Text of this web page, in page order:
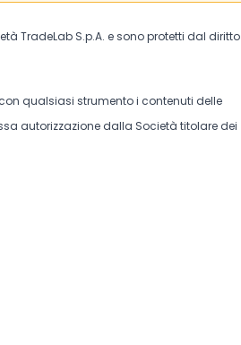
TradeLab S.p.A. e sono protetti dal diritto
qualsiasi strumento i contenuti delle
autorizzazione dalla Società titolare dei